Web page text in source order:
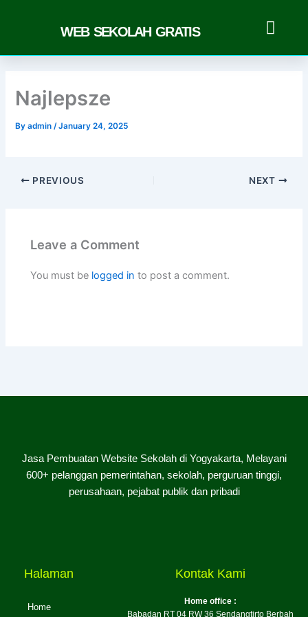
WEB SEKOLAH GRATIS
Najlepsze
Byadmin /January 24, 2025
PREVIOUS NEXT
Leave a Comment
You must be logged in to post a comment.
Jasa Pembuatan Website Sekolah di Yogyakarta, Melayani
600+ pelanggan pemerintahan, sekolah, perguruan tinggi,
perusahaan, pejabat publik dan pribadi
Halaman
Home
Kontak Kami
Home office :
Babadan RT 04 RW 36 Sendangtirto Berbah